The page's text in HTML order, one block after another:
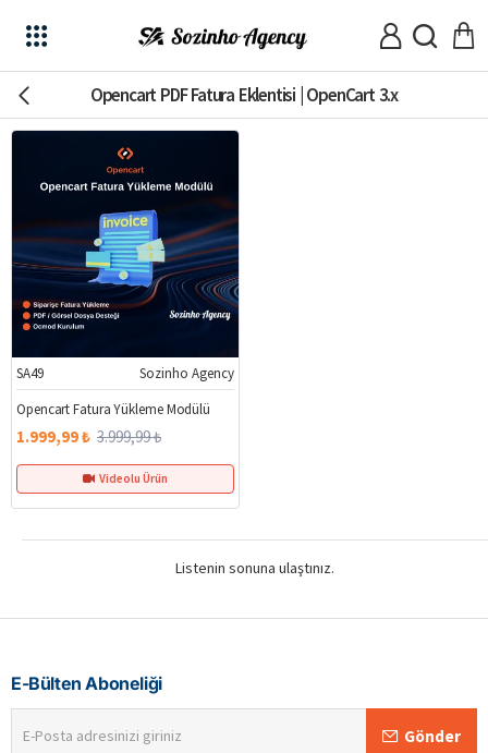
Opencart PDF Fatura Eklentisi | OpenCart 3.x
%50
SA49
Sozinho Agency
Opencart Fatura Yükleme Modülü
1.999,99 ₺ 3.999,99 ₺
Videolu Ürün
Listenin sonuna ulaştınız.
E-Bülten Aboneliği
Posta
Gönder